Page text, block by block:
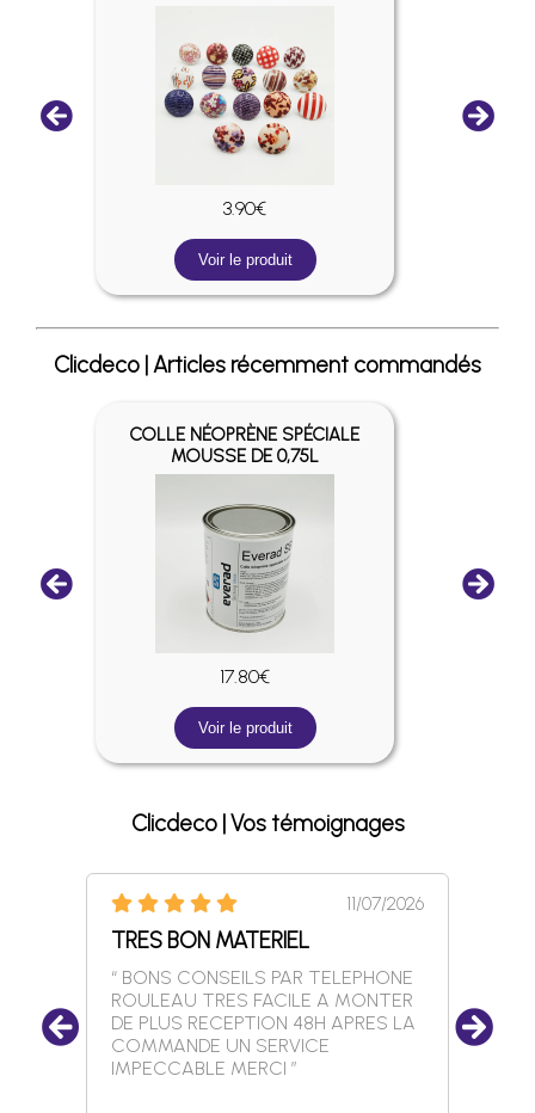
3.90€
Voir le produit
Clicdeco | Articles récemment commandés
COLLE NÉOPRÈNE SPÉCIALE
MOUSSE DE 0,75L
17.80€
Voir le produit
Clicdeco | Vos témoignages
11/07/2026
TRES BON MATERIEL
“ BONS CONSEILS PAR TELEPHONE
ROULEAU TRES FACILE A MONTER
DE PLUS RECEPTION 48H APRES LA
COMMANDE UN SERVICE
IMPECCABLE MERCI ”